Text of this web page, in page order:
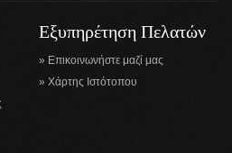
Εξυπηρέτηση Πελατών
Επικοινωνήστε μαζί μας
Χάρτης Ιστότοπου